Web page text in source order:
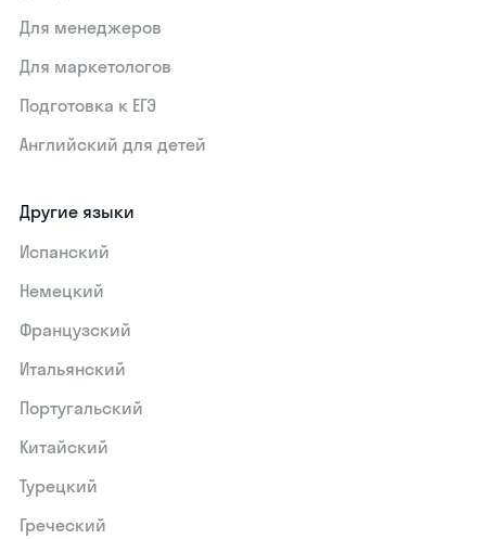
Для менеджеров
Для маркетологов
Подготовка к ЕГЭ
Английский для детей
Другие языки
Испанский
Немецкий
Французский
Итальянский
Португальский
Китайский
Турецкий
Греческий